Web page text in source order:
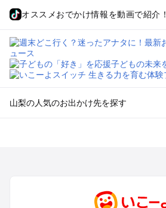
オススメおでかけ情報を動画で紹介！
山梨の人気のお出かけ先を探す
甲府・昇仙峡・湯村のプールお出かけ